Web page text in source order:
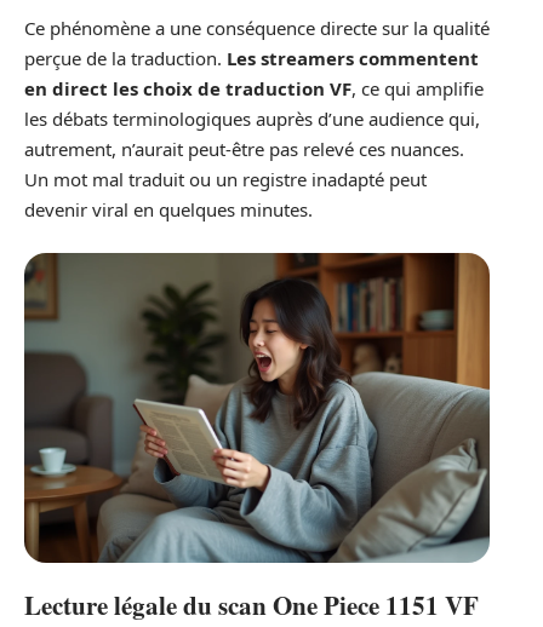
Ce phénomène a une conséquence directe sur la qualité
perçue de la traduction. Les streamers commentent
en direct les choix de traduction VF, ce qui amplifie
les débats terminologiques auprès d’une audience qui,
autrement, n’aurait peut-être pas relevé ces nuances.
Un mot mal traduit ou un registre inadapté peut
devenir viral en quelques minutes.
Lecture légale du scan One Piece 1151 VF